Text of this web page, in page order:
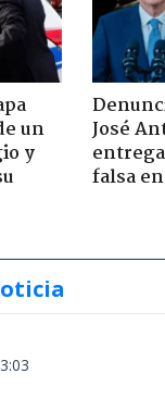
un
y
José
falsa